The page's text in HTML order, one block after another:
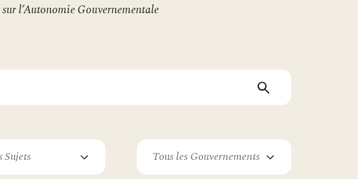
l’Autonomie Gouvernementale
Sujets Tous les Gouvernements